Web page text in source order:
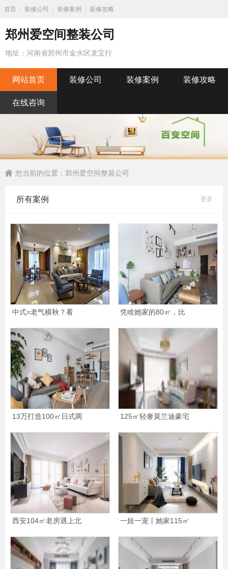
首页 装修公司 装修案例 装修攻略
郑州爱空间整装公司
地址：河南省郑州市金水区龙宝行
网站首页 装修公司 装修案例 装修攻略
在线咨询
您当前的位置： 郑州爱空间整装公司
所有案例 更多
中式=老气横秋？看 凭啥她家的80㎡，比
13万打造100㎡日式两 125㎡轻奢莫兰迪豪宅
西安104㎡老房遇上北 一娃一宠丨她家115㎡